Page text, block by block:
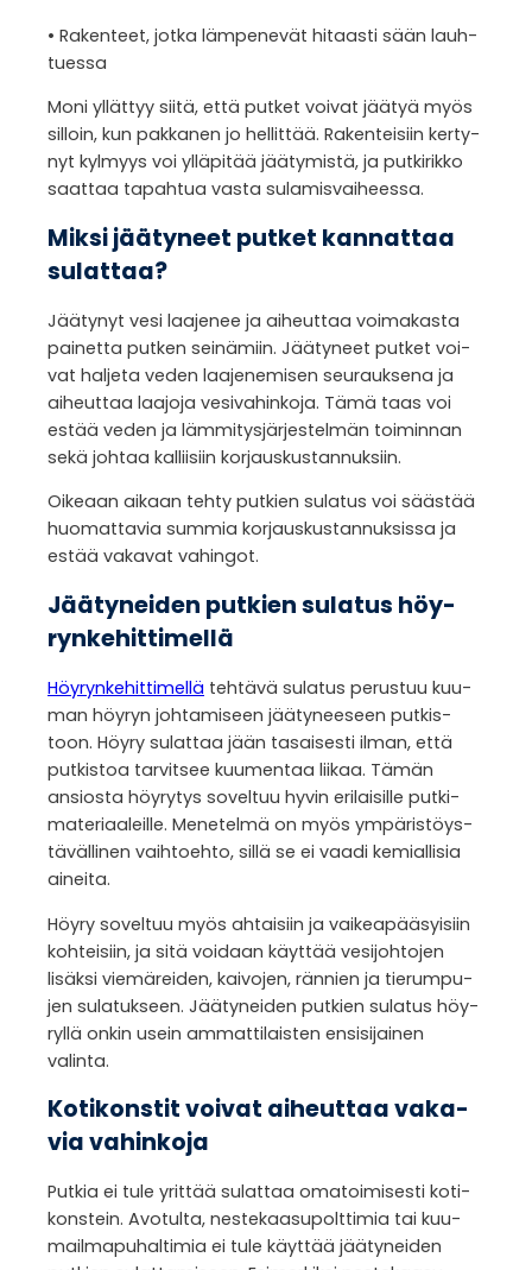
• Raken­teet, jotka läm­pe­ne­vät hitaasti sään lauh­
tuessa
Moni yllät­tyy siitä, että put­ket voi­vat jää­tyä myös
sil­loin, kun pak­ka­nen jo hel­lit­tää. Raken­tei­siin ker­ty­
nyt kyl­myys voi yllä­pi­tää jää­ty­mistä, ja put­ki­rikko
saat­taa tapah­tua vasta sula­mis­vai­heessa.
Miksi jää­ty­neet put­ket kan­nat­taa
sulat­taa?
Jää­ty­nyt vesi laa­je­nee ja aiheut­taa voi­ma­kasta
pai­netta put­ken sei­nä­miin. Jää­ty­neet put­ket voi­
vat hal­jeta veden laa­je­ne­mi­sen seu­rauk­sena ja
aiheut­taa laa­joja vesi­va­hin­koja. Tämä taas voi
estää veden ja läm­mi­tys­jär­jes­tel­män toi­min­nan
sekä joh­taa kal­lii­siin kor­jaus­kus­tan­nuk­siin.
Oike­aan aikaan tehty put­kien sula­tus voi sääs­tää
huo­mat­ta­via sum­mia kor­jaus­kus­tan­nuk­sissa ja
estää vaka­vat vahin­got.
Jää­ty­nei­den put­kien sula­tus höy­
ryn­ke­hit­ti­mellä
Höy­ryn­ke­hit­ti­mellä teh­tävä sula­tus perus­tuu kuu­
man höy­ryn joh­ta­mi­seen jää­ty­nee­seen put­kis­
toon. Höyry sulat­taa jään tasai­sesti ilman, että
put­kis­toa tar­vit­see kuu­men­taa lii­kaa. Tämän
ansiosta höy­ry­tys sovel­tuu hyvin eri­lai­sille put­ki­
ma­te­ri­aa­leille. Mene­telmä on myös ympä­ris­töys­
tä­väl­li­nen vaih­toehto, sillä se ei vaadi kemial­li­sia
aineita.
Höyry sovel­tuu myös ahtai­siin ja vai­kea­pää­syi­siin
koh­tei­siin, ja sitä voi­daan käyt­tää vesi­joh­to­jen
lisäksi vie­mä­rei­den, kai­vo­jen, rän­nien ja tie­rum­pu­
jen sula­tuk­seen. Jää­ty­nei­den put­kien sula­tus höy­
ryllä onkin usein ammat­ti­lais­ten ensi­si­jai­nen
valinta.
Koti­kons­tit voi­vat aiheut­taa vaka­
via vahin­koja
Put­kia ei tule yrit­tää sulat­taa oma­toi­mi­sesti koti­
kons­tein. Avo­tulta, nes­te­kaa­su­polt­ti­mia tai kuu­
mail­ma­pu­hal­ti­mia ei tule käyt­tää jää­ty­nei­den